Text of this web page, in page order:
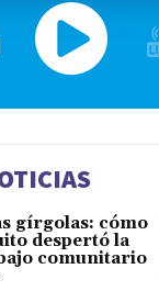
gírgolas: cómo
despertó la
comunitario